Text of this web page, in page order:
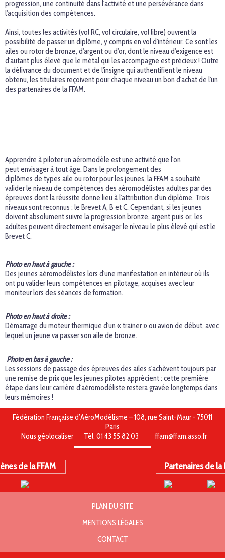
progression, une continuité dans l'activité et une persévérance dans
l'acquisition des compétences.
Ainsi, toutes les activités (vol RC, vol circulaire, vol libre) ouvrent la
possibilité de passer un diplôme, y compris en vol d'intérieur. Ce sont les
ailes ou rotor de bronze, d'argent ou d'or, dont le niveau d'exigence est
d'autant plus élevé que le métal qui les accompagne est précieux ! Outre
la délivrance du document et de l'insigne qui authentifient le niveau
obtenu, les titulaires reçoivent pour chaque niveau un bon d'achat de l'un
des partenaires de la FFAM.
Apprendre à piloter un aéromodèle est une activité que l'on
peut envisager à tout âge. Dans le prolongement des
diplômes de types aile ou rotor pour les jeunes, la FFAM a souhaité
valider le niveau de compétences des aéromodélistes adultes par des
épreuves dont la réussite donne lieu à l'attribution d'un diplôme. Trois
niveaux sont reconnus : le Brevet A, B et C. Cependant, si les jeunes
doivent absolument suivre la progression bronze, argent puis or, les
adultes peuvent directement envisager le niveau le plus élevé qui est le
Brevet C.
Photo en haut à gauche :
Des jeunes aéromodélistes lors d'une manifestation en intérieur où ils
ont pu valider leurs compétences en pilotage, acquises avec leur
moniteur lors des séances de formation.
Photo en haut à droite :
Démarrage du moteur thermique d'un « trainer » ou avion de début, avec
lequel un jeune va passer son aile de bronze.
Photo en bas à gauche :
Les sessions de passage des épreuves des ailes s'achèvent toujours par
une remise de prix que les jeunes pilotes apprécient : cette première
étape dans leur carrière d'aéromodéliste restera gravée longtemps dans
leurs mémoires !
Fédération Française d’AéroModélisme – 108, rue Saint-Maur - 75011
Paris
Nous géolocaliser
Tél. 01 43 55 82 03 ffam@ffam.asso.fr
de la FFAM Partenaires de la
PLAN DU SITE
MENTIONS LÉGALES
CONTACT